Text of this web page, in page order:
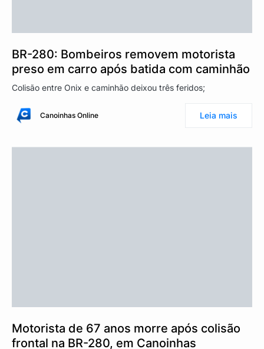
BR-280: Bombeiros removem motorista
preso em carro após batida com caminhão
Colisão entre Onix e caminhão deixou três feridos;
Canoinhas Online Leia mais
Motorista de 67 anos morre após colisão
frontal na BR-280, em Canoinhas